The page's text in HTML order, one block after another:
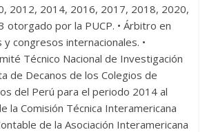
2012, 2014, 2016, 2017, 2018, 2020,
otorgado por la PUCP. • Árbitro en
congresos internacionales. •
Técnico Nacional de Investigación
de Decanos de los Colegios de
del Perú para el periodo 2014 al
la Comisión Técnica Interamericana
de la Asociación Interamericana